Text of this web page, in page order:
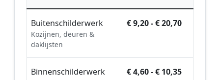
Buitenschilderwerk
Kozijnen, deuren &
daklijsten
€ 9,20 - € 20,70
Binnenschilderwerk € 4,60 - € 10,35